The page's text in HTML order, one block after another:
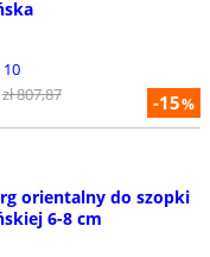
-15%
10
zł 807,87
orientalny do szopki
6-8 cm